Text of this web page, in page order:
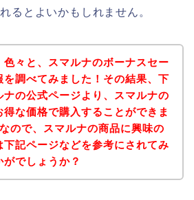
るとよいかもしれません。
色々と、スマルナのボーナスセー
を調べてみました！その結果、下
ナの公式ページより、スマルナの
得な価格で購入することができま
ので、スマルナの商品に興味の
下記ページなどを参考にされてみ
がでしょうか？